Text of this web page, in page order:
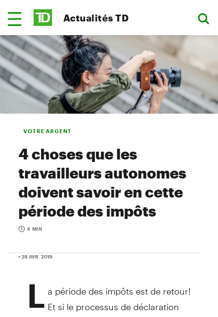
Actualités TD
VOTRE ARGENT
4 choses que les
travailleurs autonomes
doivent savoir en cette
période des impôts
4 MIN
• 28 AVR. 2019
L a période des impôts est de retour!
Et si le processus de déclaration